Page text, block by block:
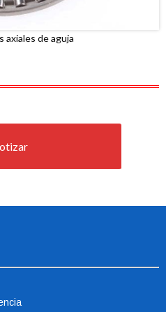
axiales de aguja